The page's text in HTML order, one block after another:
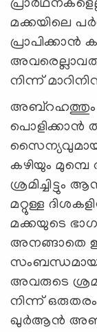
മക്കയിലെ
പ്രാപിക്കാന്‍
നിന്ന്
പൊളിക്കാന്‍
കഴിയും
ശ്രമിച്ചിട്ടും
മറ്റുള്ള
മക്കയുടെ
അനങ്ങാതെ
സംബന്ധമായ
അവരുടെ
നിന്ന് ഒരുതരം
ഖുര്‍ആന്‍